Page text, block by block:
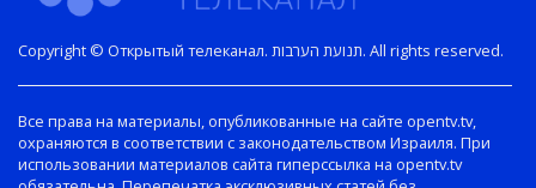
Copyright © Открытый телеканал. תנועת הערבות. All rights reserved.
Все права на материалы, опубликованные на сайте opentv.tv,
охраняются в соответствии с законодательством Израиля. При
использовании материалов сайта гиперссылка на opentv.tv